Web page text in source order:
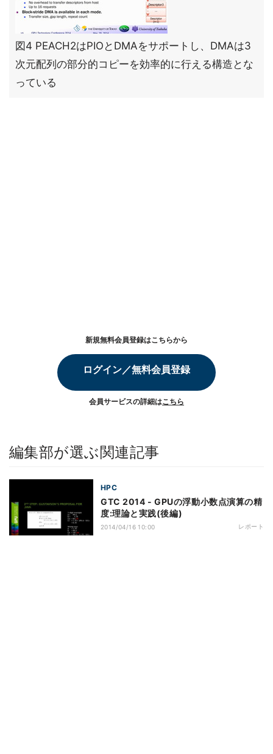
図4 PEACH2はPIOとDMAをサポートし、DMAは3
次元配列の部分的コピーを効率的に行える構造とな
っている
新規無料会員登録はこちらから
ログイン／無料会員登録
会員サービスの詳細はこちら
編集部が選ぶ関連記事
HPC
GTC 2014 - GPUの浮動小数点演算の精
度:理論と実践(後編)
2014/04/16 10:00 レポート